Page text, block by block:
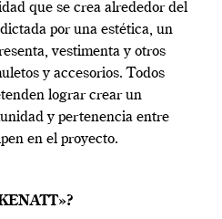
que se crea alrededor del
por una estética, un
vestimenta y otros
y accesorios. Todos
lograr crear un
y pertenencia entre
en el proyecto.